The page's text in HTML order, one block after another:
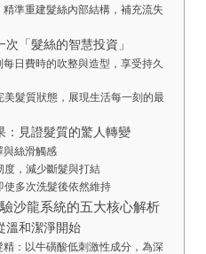
準重建髮絲內部結構，補充流失
「髮絲的智慧投資」
日費時的吹整與造型，享受持久
髮質狀態，展現生活每一刻的最
：見證髮質的驚人轉變
與絲滑觸感
度，減少斷髮與打結
使多次洗髮後依然維持
沙龍系統的五大核心解析
溫和潔淨開始
：以牛磺酸低刺激性成分，為深